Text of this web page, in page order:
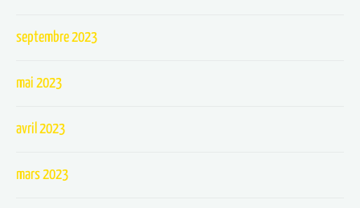
septembre 2023
mai 2023
avril 2023
mars 2023